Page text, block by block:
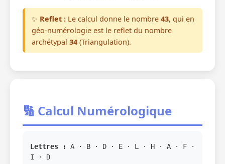
✨ Reflet : Le calcul donne le nombre 43, qui en
géo-numérologie est le reflet du nombre
archétypal 34 (Triangulation).
🔢 Calcul Numérologique
Lettres :
A · B · D · E · L · H · A · F ·
I · D